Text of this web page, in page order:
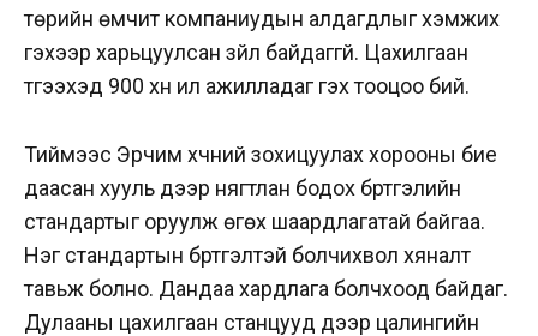
төрийн өмчит компаниудын алдагдлыг хэмжих
гэхээр харьцуулсан зүйл байдаггүй. Цахилгаан
түгээхэд 900 хүн илүү ажилладаг гэх тооцоо бий.
Тиймээс Эрчим хүчний зохицуулах хорооны бие
даасан хууль дээр нягтлан бодох бүртгэлийн
стандартыг оруулж өгөх шаардлагатай байгаа.
Нэг стандартын бүртгэлтэй болчихвол хяналт
тавьж болно. Дандаа хардлага болчхоод байдаг.
Дулааны цахилгаан станцууд дээр цалингийн